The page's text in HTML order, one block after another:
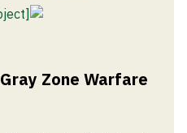
Gray Zone Warfare